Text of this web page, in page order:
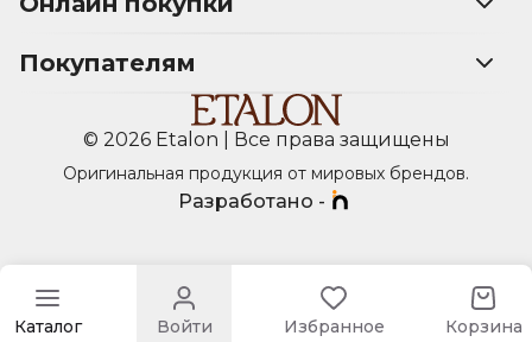
Покупателям
© 2026 Etalon | Все права защищены
Оригинальная продукция от мировых брендов.
Разработано -
Каталог Войти Избранное Корзина